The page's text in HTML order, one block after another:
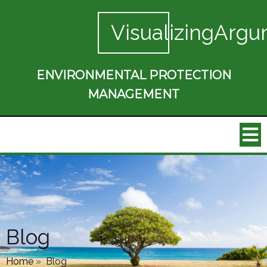
ENVIRONMENTAL PROTECTION
MANAGEMENT
Blog
Home»Blog